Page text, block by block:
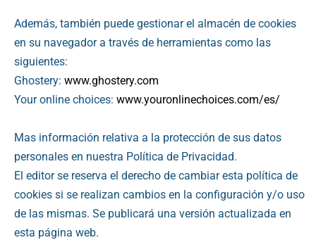
Además, también puede gestionar el almacén de cookies
en su navegador a través de herramientas como las
siguientes:
Ghostery: www.ghostery.com
Your online choices: www.youronlinechoices.com/es/
Mas información relativa a la protección de sus datos
personales en nuestra Política de Privacidad.
El editor se reserva el derecho de cambiar esta política de
cookies si se realizan cambios en la configuración y/o uso
de las mismas. Se publicará una versión actualizada en
esta página web.